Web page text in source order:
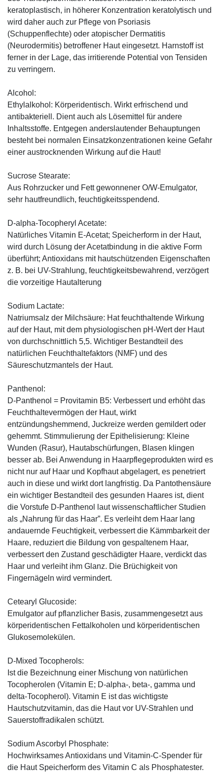
keratoplastisch, in höherer Konzentration keratolytisch und
wird daher auch zur Pflege von Psoriasis
(Schuppenflechte) oder atopischer Dermatitis
(Neurodermitis) betroffener Haut eingesetzt. Harnstoff ist
ferner in der Lage, das irritierende Potential von Tensiden
zu verringern.
Alcohol:
Ethylalkohol: Körperidentisch. Wirkt erfrischend und
antibakteriell. Dient auch als Lösemittel für andere
Inhaltsstoffe. Entgegen anderslautender Behauptungen
besteht bei normalen Einsatzkonzentrationen keine Gefahr
einer austrocknenden Wirkung auf die Haut!
Sucrose Stearate:
Aus Rohrzucker und Fett gewonnener O/W-Emulgator,
sehr hautfreundlich, feuchtigkeitsspendend.
D-alpha-Tocopheryl Acetate:
Natürliches Vitamin E-Acetat; Speicherform in der Haut,
wird durch Lösung der Acetatbindung in die aktive Form
überführt; Antioxidans mit hautschützenden Eigenschaften
z. B. bei UV-Strahlung, feuchtigkeitsbewahrend, verzögert
die vorzeitige Hautalterung
Sodium Lactate:
Natriumsalz der Milchsäure: Hat feuchthaltende Wirkung
auf der Haut, mit dem physiologischen pH-Wert der Haut
von durchschnittlich 5,5. Wichtiger Bestandteil des
natürlichen Feuchthaltefaktors (NMF) und des
Säureschutzmantels der Haut.
Panthenol:
D-Panthenol = Provitamin B5: Verbessert und erhöht das
Feuchthaltevermögen der Haut, wirkt
entzündungshemmend, Juckreize werden gemildert oder
gehemmt. Stimmulierung der Epithelisierung: Kleine
Wunden (Rasur), Hautabschürfungen, Blasen klingen
besser ab. Bei Anwendung in Haarpflegeprodukten wird es
nicht nur auf Haar und Kopfhaut abgelagert, es penetriert
auch in diese und wirkt dort langfristig. Da Pantothensäure
ein wichtiger Bestandteil des gesunden Haares ist, dient
die Vorstufe D-Panthenol laut wissenschaftlicher Studien
als „Nahrung für das Haar”. Es verleiht dem Haar lang
andauernde Feuchtigkeit, verbessert die Kämmbarkeit der
Haare, reduziert die Bildung von gespaltenem Haar,
verbessert den Zustand geschädigter Haare, verdickt das
Haar und verleiht ihm Glanz. Die Brüchigkeit von
Fingernägeln wird vermindert.
Cetearyl Glucoside:
Emulgator auf pflanzlicher Basis, zusammengesetzt aus
körperidentischen Fettalkoholen und körperidentischen
Glukosemolekülen.
D-Mixed Tocopherols:
Ist die Bezeichnung einer Mischung von natürlichen
Tocopherolen (Vitamin E; D-alpha-, beta-, gamma und
delta-Tocopherol). Vitamin E ist das wichtigste
Hautschutzvitamin, das die Haut vor UV-Strahlen und
Sauerstoffradikalen schützt.
Sodium Ascorbyl Phosphate:
Hochwirksames Antioxidans und Vitamin-C-Spender für
die Haut Speicherform des Vitamin C als Phosphatester.